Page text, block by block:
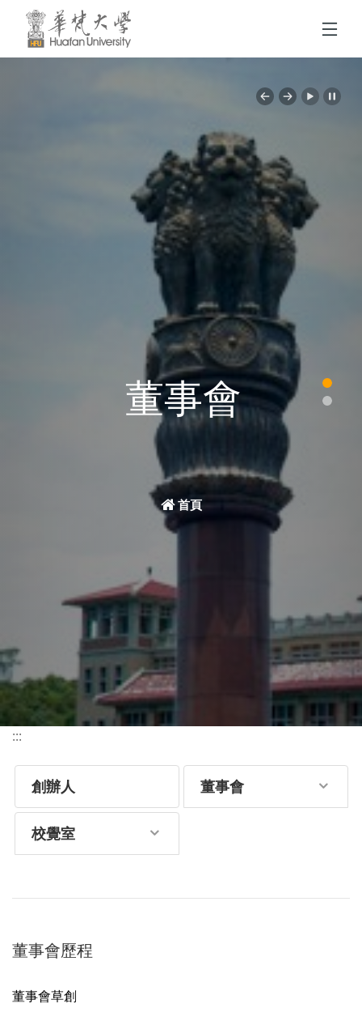
跳到頁面主要內容區
Previous
Next
董事會
首頁
:::
創辦人 董事會
校覺室
董事會歷程
董事會草創